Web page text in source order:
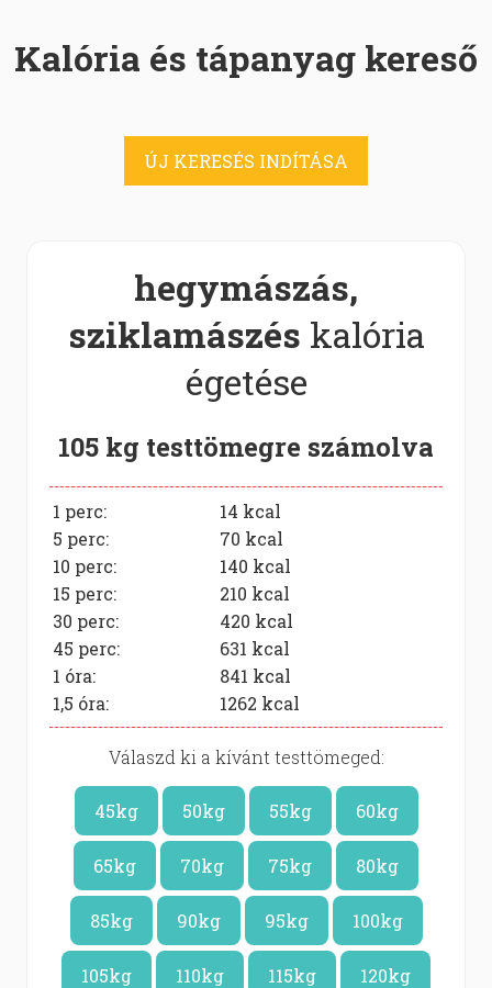
Kalória és tápanyag kereső
ÚJ KERESÉS INDÍTÁSA
hegymászás,
sziklamászés kalória
égetése
105 kg testtömegre számolva
1 perc: 14 kcal
5 perc:
70 kcal
10 perc:
140 kcal
15 perc:
210 kcal
30 perc:
420 kcal
45 perc:
631 kcal
1 óra:
841 kcal
1,5 óra:
1262 kcal
Válaszd ki a kívánt testtömeged:
45kg 50kg 55kg 60kg
65kg 70kg 75kg 80kg
85kg 90kg 95kg 100kg
105kg 110kg 115kg 120kg